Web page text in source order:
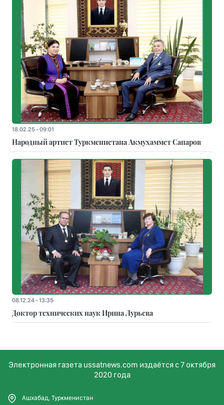
18.02.25 - 09:01
Народный артист Туркменистана Акмухаммет Сапаров
08.12.24 - 13:35
Доктор технических наук Ирина Лурьева
Электронная газета ussatnews.com издаётся с 7 октября
2020 года
Ашхабад, Туркменистан